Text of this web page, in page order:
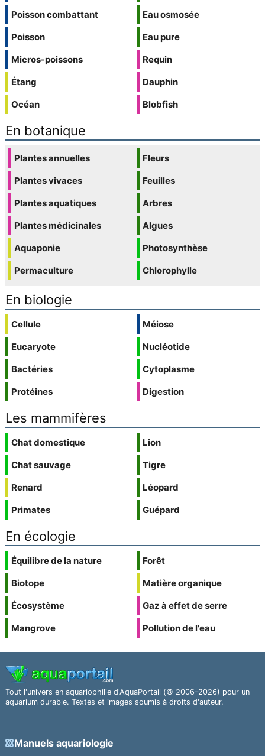
Poisson combattant
Poisson
Micros-poissons
Étang
Océan
Eau osmosée
Eau pure
Requin
Dauphin
Blobfish
En botanique
Plantes annuelles
Plantes vivaces
Plantes aquatiques
Plantes médicinales
Aquaponie
Permaculture
Fleurs
Feuilles
Arbres
Algues
Photosynthèse
Chlorophylle
En biologie
Cellule
Eucaryote
Bactéries
Protéines
Méiose
Nucléotide
Cytoplasme
Digestion
Les mammifères
Chat domestique
Chat sauvage
Renard
Primates
Lion
Tigre
Léopard
Guépard
En écologie
Équilibre de la nature
Biotope
Écosystème
Mangrove
Forêt
Matière organique
Gaz à effet de serre
Pollution de l'eau
Tout l'univers en aquariophilie d'AquaPortail (© 2006–2026) pour un
aquarium durable. Textes et images soumis à droits d'auteur.
Manuels aquariologie